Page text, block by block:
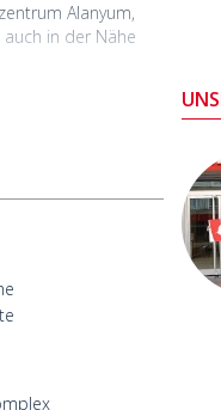
Alanyum,
in der Nähe